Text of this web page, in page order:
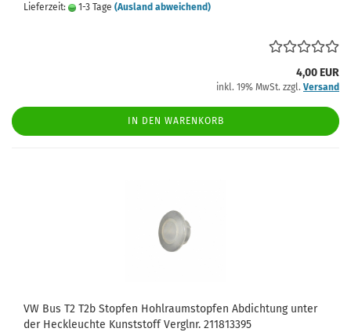
Lieferzeit:
1-3 Tage (Ausland abweichend)
4,00 EUR
inkl. 19% MwSt. zzgl. Versand
IN DEN WARENKORB
VW Bus T2 T2b Stopfen Hohlraumstopfen Abdichtung unter
der Heckleuchte Kunststoff Verglnr. 211813395